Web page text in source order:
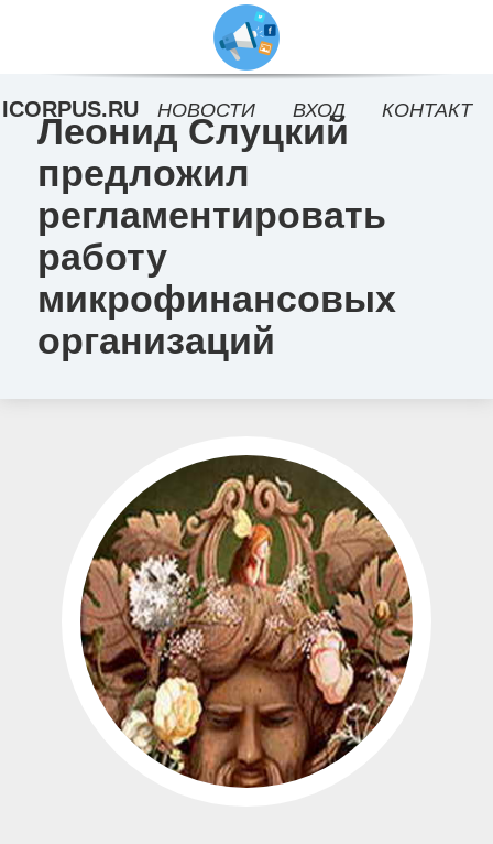
Леонид Слуцкий
предложил
регламентировать
работу
микрофинансовых
организаций
ICORPUS.RU НОВОСТИ ВХОД КОНТАКТ